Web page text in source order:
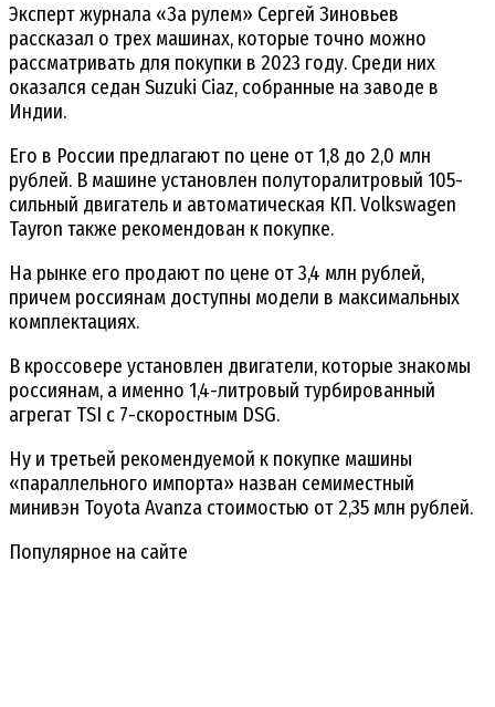
Эксперт журнала «За рулем» Сергей Зиновьев
рассказал о трех машинах, которые точно можно
рассматривать для покупки в 2023 году. Среди них
оказался седан Suzuki Ciaz, собранные на заводе в
Индии.
Его в России предлагают по цене от 1,8 до 2,0 млн
рублей. В машине установлен полуторалитровый 105-
сильный двигатель и автоматическая КП. Volkswagen
Tayron также рекомендован к покупке.
На рынке его продают по цене от 3,4 млн рублей,
причем россиянам доступны модели в максимальных
комплектациях.
В кроссовере установлен двигатели, которые знакомы
россиянам, а именно 1,4-литровый турбированный
агрегат TSI с 7-скоростным DSG.
Ну и третьей рекомендуемой к покупке машины
«параллельного импорта» назван семиместный
минивэн Toyota Avanza стоимостью от 2,35 млн рублей.
Популярное на сайте